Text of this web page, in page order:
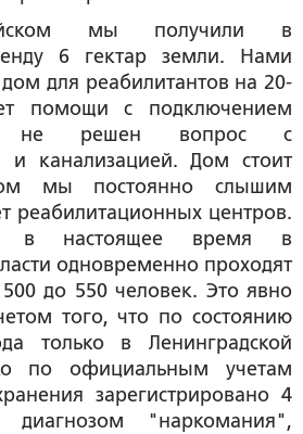
мы получили в
6 гектар земли. Нами
для реабилитантов на 20-
помощи с подключением
не решен вопрос с
и канализацией. Дом стоит
мы постоянно слышим
реабилитационных центров.
в настоящее время в
одновременно проходят
до 550 человек. Это явно
того, что по состоянию
только в Ленинградской
по официальным учетам
зарегистрировано 4
"наркомания",